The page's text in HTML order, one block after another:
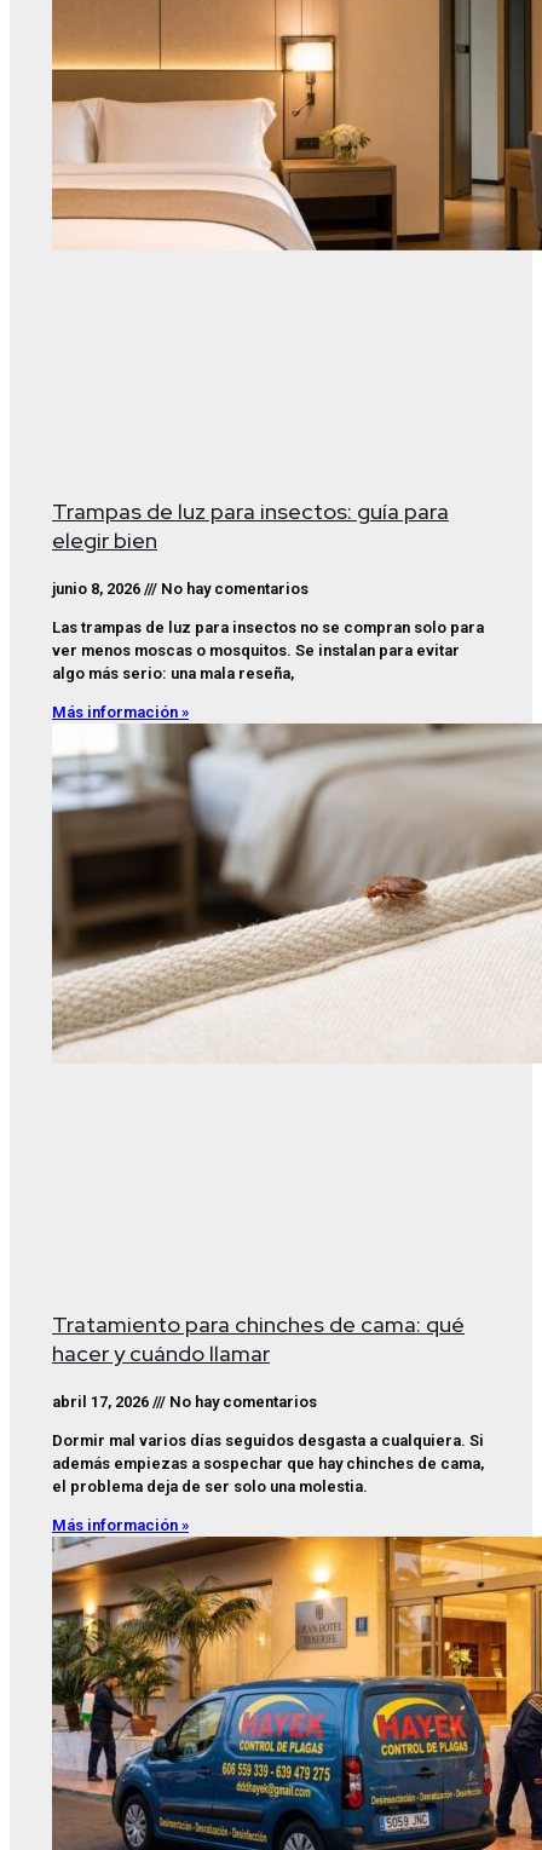
Trampas de luz para insectos: guía para
elegir bien
junio 8, 2026 No hay comentarios
Las trampas de luz para insectos no se compran solo para
ver menos moscas o mosquitos. Se instalan para evitar
algo más serio: una mala reseña,
Más información »
Tratamiento para chinches de cama: qué
hacer y cuándo llamar
abril 17, 2026 No hay comentarios
Dormir mal varios días seguidos desgasta a cualquiera. Si
además empiezas a sospechar que hay chinches de cama,
el problema deja de ser solo una molestia.
Más información »